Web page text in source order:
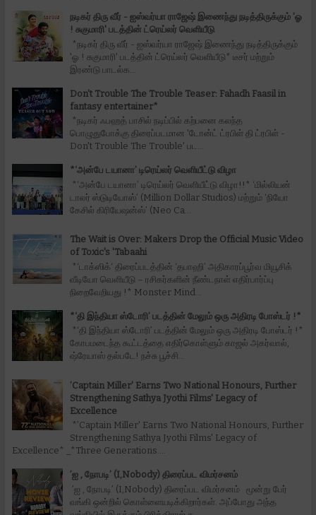
நடிகர் திரு வீர் - ஐஸ்வர்யா ராஜேஷ் இணைந்து நடித்திருக்கும் 'ஓ
! சுகுமாரி' படத்தின் ட்ரெய்லர் வெளியீடு
*நடிகர் திரு வீர் - ஐஸ்வர்யா ராஜேஷ் இணைந்து நடித்திருக்கும்
'ஓ ! சுகுமாரி' படத்தின் ட்ரெய்லர் வெளியீடு* டீசர் மற்றும்
இரண்டு பாடல்க...
Don't Trouble The Trouble Teaser: Fahadh Faasil in
fantasy entertainer*
*நடிகர் ஃபஹத் பாசில் நடிப்பில் கற்பனை கலந்த
பொழுதுபோக்கு திரைப்படமான 'டோன்ட் ட்ரபிள் தி ட்ரபிள் -
Don't Trouble The Trouble' பட...
*‘அன்பே டயானா’ டிரெய்லர் வெளியீட்டு விழா
*‘அன்பே டயானா’ டிரெய்லர் வெளியீட்டு விழா!!* ‘மில்லியன்
டாலர் ஸ்டுடியோஸ்’ (Million Dollar Studios) மற்றும் ‘நியோ
கேசில் கிரியேஷன்ஸ்’ (Neo Ca...
The Wait is Over: Makers Drop the Official Music Video
of Toxic's 'Tabaahi
*‘டாக்ஸிக்‘ திரைப்படத்தின் ‘தபாஹி’ அதிகாரப்பூர்வ மியூசிக்
வீடியோ வெளியீடு – ரசிகர்களின் நீண்டநாள் எதிர்பார்ப்பு
நிறைவேறியது !* Monster Mind...
*‘தி இந்தியா ஸ்டோரி’ படத்தின் மேலும் ஒரு அதிரடி போஸ்டர் !*
*‘தி இந்தியா ஸ்டோரி’ படத்தின் மேலும் ஒரு அதிரடி போஸ்டர் !*
கோபமடைந்த கூட்டத்தை எதிர்கொள்ளும் காஜல் அகர்வால்,
ஷ்ரேயாஸ் தல்படே! நச்சு பூச்சி...
’Captain Miller' Earns Two National Honours, Further
Strengthening Sathya Jyothi Films' Legacy of
Excellence
*’Captain Miller' Earns Two National Honours, Further
Strengthening Sathya Jyothi Films' Legacy of
Excellence* _*Three Generations....
’ஐ , நோபடி’ (I,Nobody) திரைப்பட விமர்சனம்
’ஐ , நோபடி’ (I,Nobody) திரைப்பட விமர்சனம் மூன்று பேர்
வங்கி ஒன்றில் கொள்ளையடிக்கிறார்கள். அப்போது அந்த